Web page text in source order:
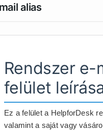
alias
Rendszer e-
felület
Ez a felület a HelpforDesk
valamint a saját vagy